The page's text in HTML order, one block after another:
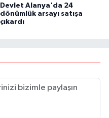
Devlet Alanya'da 24
dönümlük arsayı satışa
çıkardı